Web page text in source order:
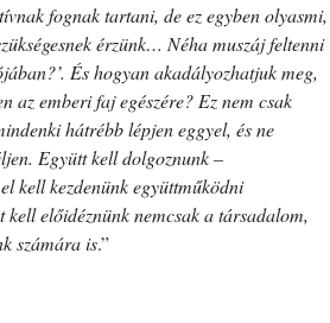
fognak tartani, de ez egyben olyasmi,
érzünk… Néha muszáj feltenni
És hogyan akadályozhatjuk meg,
az emberi faj egészére? Ez nem csak
hátrébb lépjen eggyel, és ne
Együtt kell dolgoznunk –
kell kezdenünk együttműködni
kell előidéznünk nemcsak a társadalom,
számára is.”